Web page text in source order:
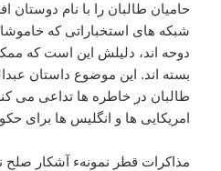
حامیان طالبان را با نام دوستان
شبکه های استخباراتی که
دوحه اند، دلیلش این است که
بسته اند. این موضوع داستان
طالبان در خاطره ها تداعی می
امریکایی ها و انگلیس ها برای
مذاکرات قطر نمونهء آشکار صلح